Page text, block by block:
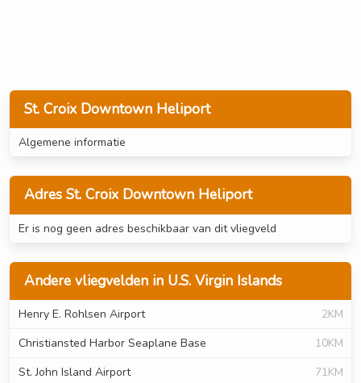
St. Croix Downtown Heliport
Algemene informatie
Adres St. Croix Downtown Heliport
Er is nog geen adres beschikbaar van dit vliegveld
Andere vliegvelden in U.S. Virgin Islands
Henry E. Rohlsen Airport
2KM
Christiansted Harbor Seaplane Base
10KM
St. John Island Airport
71KM